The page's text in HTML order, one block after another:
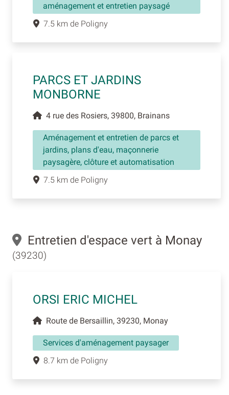
aménagement et entretien paysagé
7.5 km de Poligny
PARCS ET JARDINS
MONBORNE
4 rue des Rosiers, 39800, Brainans
Aménagement et entretien de parcs et
jardins, plans d'eau, maçonnerie
paysagère, clôture et automatisation
7.5 km de Poligny
Entretien d'espace vert à Monay
(39230)
ORSI ERIC MICHEL
Route de Bersaillin, 39230, Monay
Services d'aménagement paysager
8.7 km de Poligny